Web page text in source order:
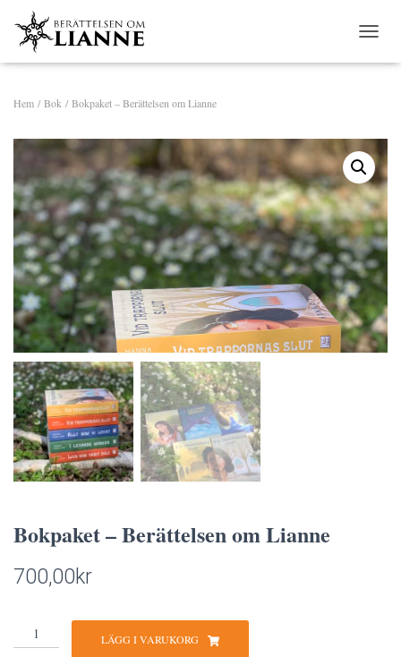
L
V
N
A
V
G
E
R
N
G
Hem /Bok / Bokpaket – Berättelsen om Lianne
Bokpaket – Berättelsen om Lianne
700,00kr
Bokpaket
-
LÄGG I VARUKORG